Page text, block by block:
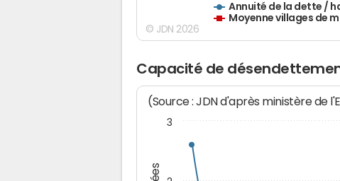
Annuité de la dette /
Moyenne villages de
© JDN 2026
Capacité de
(Source : JDN d'après ministère de
3